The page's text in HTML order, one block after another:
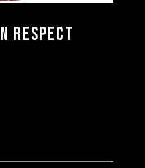
Respect